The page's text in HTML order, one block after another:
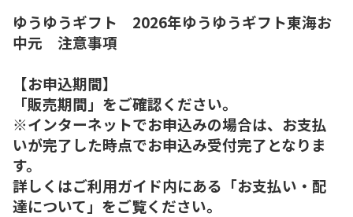
ゆうゆうギフト 2026年ゆうゆうギフト東海お
中元 注意事項
【お申込期間】
「販売期間」をご確認ください。
※インターネットでお申込みの場合は、お支払
いが完了した時点でお申込み受付完了となりま
す。
詳しくはご利用ガイド内にある「お支払い・配
達について」をご覧ください。